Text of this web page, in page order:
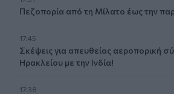
Πεζοπορία από τη Μίλατο έως την
17:45
Σκέψεις για απευθείας αεροπορική
Ηρακλείου με την Ινδία!
17:38